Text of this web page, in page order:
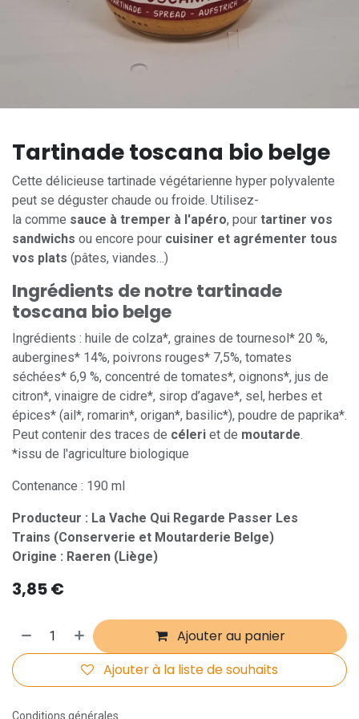
Tartinade toscana bio belge
Cette délicieuse tartinade végétarienne hyper polyvalente
peut se déguster chaude ou froide. Utilisez-
la comme sauce à tremper à l'apéro, pour tartiner vos
sandwichs ou encore pour cuisiner et agrémenter tous
vos plats (pâtes, viandes…)
Ingrédients de notre tartinade
toscana bio belge
Ingrédients : huile de colza*, graines de tournesol* 20 %,
aubergines* 14%, poivrons rouges* 7,5%, tomates
séchées* 6,9 %, concentré de tomates*, oignons*, jus de
citron*, vinaigre de cidre*, sirop d’agave*, sel, herbes et
épices* (ail*, romarin*, origan*, basilic*), poudre de paprika*.
Peut contenir des traces de céleri et de moutarde.
*issu de l'agriculture biologique
Contenance : 190 ml
Producteur : La Vache Qui Regarde Passer Les
Trains (Conserverie et Moutarderie Belge)
Origine : Raeren (Liège)
3,85€
Ajouter au panier
Ajouter à la liste de souhaits
Conditions générales